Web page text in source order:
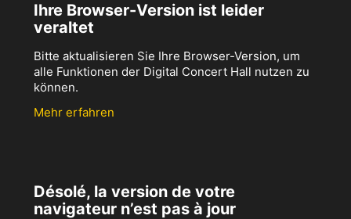
Ihre Browser-Version ist leider
veraltet
Bitte aktualisieren Sie Ihre Browser-Version, um
alle Funktionen der Digital Concert Hall nutzen zu
können.
Mehr erfahren
Désolé, la version de votre
navigateur n’est pas à jour